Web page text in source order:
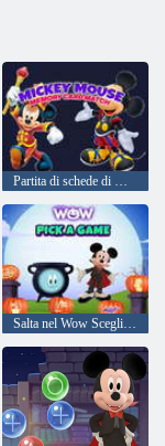
Partita di schede di memoria di Topolino
Salta nel Wow Scegli un gioco